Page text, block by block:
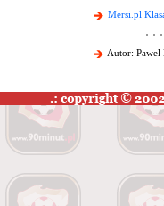
Mersi.pl
Autor: